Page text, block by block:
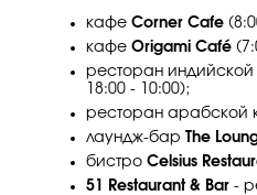
кафе Corner Cafe
кафе Origami Café
ресторан индийской
18:00 - 10:00);
ресторан арабской
лаундж-бар
The
бистро Celsius
51 Restaurant & Bar -